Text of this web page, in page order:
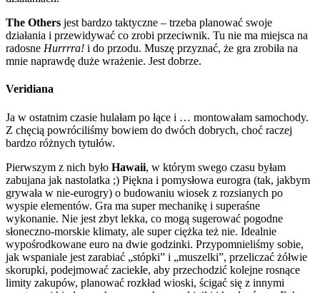
The Others jest bardzo taktyczne – trzeba planować swoje
działania i przewidywać co zrobi przeciwnik. Tu nie ma miejsca na
radosne Hurrrra! i do przodu. Muszę przyznać, że gra zrobiła na
mnie naprawdę duże wrażenie. Jest dobrze.
Veridiana
Ja w ostatnim czasie hulałam po łące i … montowałam samochody.
Z chęcią powróciliśmy bowiem do dwóch dobrych, choć raczej
bardzo różnych tytułów.
Pierwszym z nich było Hawaii, w którym swego czasu byłam
zabujana jak nastolatka ;) Piękna i pomysłowa eurogra (tak, jakbym
grywała w nie-eurogry) o budowaniu wiosek z rozsianych po
wyspie elementów. Gra ma super mechanikę i superaśne
wykonanie. Nie jest zbyt lekka, co mogą sugerować pogodne
słoneczno-morskie klimaty, ale super ciężka też nie. Idealnie
wypośrodkowane euro na dwie godzinki. Przypomnieliśmy sobie,
jak wspaniale jest zarabiać „stópki” i „muszelki”, przeliczać żółwie
skorupki, podejmować zaciekłe, aby przechodzić kolejne rosnące
limity zakupów, planować rozkład wioski, ścigać się z innymi